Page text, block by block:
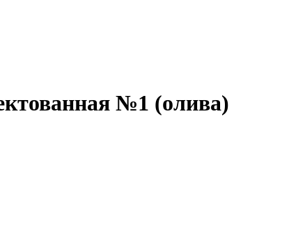
№1 (олива)